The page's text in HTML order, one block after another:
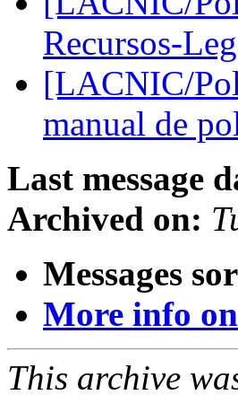
Recursos-
[LACNIC/
manual de
Last message
Archived on:
Messages
More info
This archive